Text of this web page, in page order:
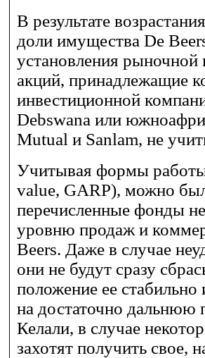
В результате
доли имущества De
установления
акций, принадлежащие
инвестиционной
Debswana или
Mutual и Sanlam, не
Учитывая формы
value, GARP), можно
перечисленные фонды
уровню продаж и
Beers. Даже в случае
они не будут сразу
положение ее
на достаточно дальнюю
Келали, в случае
захотят получить свое,